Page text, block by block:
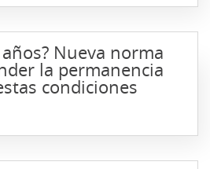
Nueva norma
la permanencia
condiciones